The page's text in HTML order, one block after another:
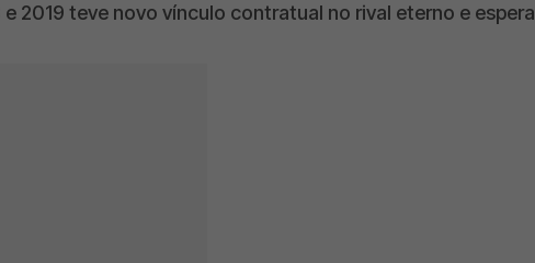
2019 teve novo vínculo contratual no rival eterno e espera